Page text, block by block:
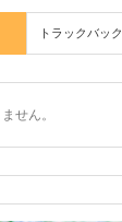
トラックバッ
せん。